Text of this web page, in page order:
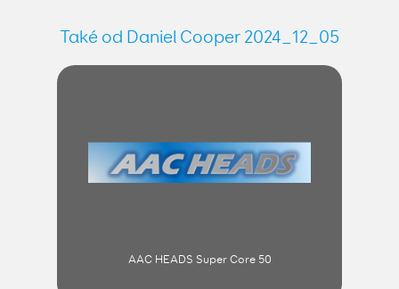
Také od Daniel Cooper 2024_12_05
AAC HEADS Super Core 50